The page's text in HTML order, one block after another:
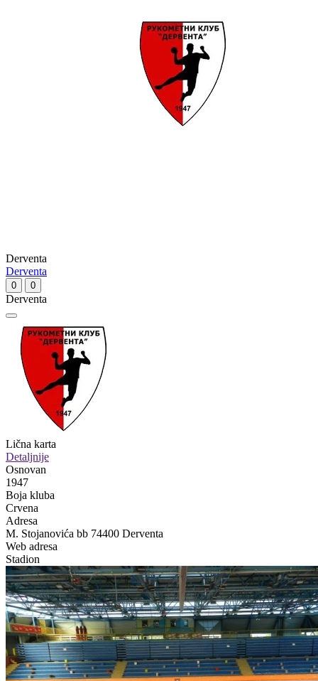
Derventa
Derventa
0 0
Derventa
Lična karta
Detaljnije
Osnovan
1947
Boja kluba
Crvena
Adresa
M. Stojanovića bb 74400 Derventa
Web adresa
Stadion